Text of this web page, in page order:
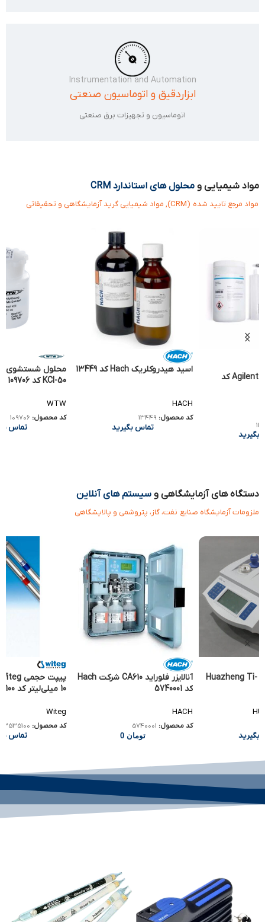
Instrumentation and Automation
ابزاردقیق و اتوماسیون صنعتی
اتوماسیون و تجهیزات برق صنعتی
مواد شیمیایی و محلول های استاندارد CRM
مواد مرجع تایید شده (CRM), مواد شیمیایی گرید آزمایشگاهی و تحقیقاتی
کیت تست Agilent PFAS کد
اسید هیدروکلریک Hach کد 13449
HACH
کد محصول:13449
تماس بگیرید
KCl-50 کد 109706
WTW
کد محصول:109706
تماس
دستگاه های آزمایشگاهی و سیستم های آنلاین
ملزومات آزمایشگاه صنایع نفت، گاز، پتروشمی و پالایشگاهی
تیتراتور اتوماتیک Huazheng Ti-
بگیرید
آنالایزر فلوراید CA610 شرکت Hach
کد 5740001
HACH
کد محصول: 5740001
تومان 0
10 میلی‌لیتر کد 3535100
Witeg
کد محصول: 3535100
تماس